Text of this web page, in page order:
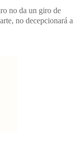
no da un giro de
no decepcionará a